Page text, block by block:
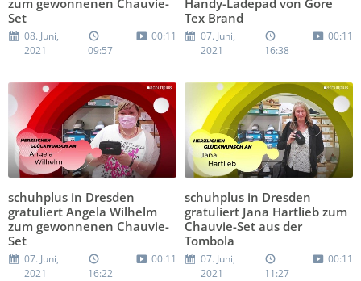
zum gewonnenen Chauvie-
Set
08. Juni,
2021
09:57
00:11
Handy-Ladepad von Gore
Tex Brand
07. Juni,
2021
16:38
00:11
schuhplus in Dresden
gratuliert Angela Wilhelm
zum gewonnenen Chauvie-
Set
07. Juni,
2021
16:22
00:11
schuhplus in Dresden
gratuliert Jana Hartlieb zum
Chauvie-Set aus der
Tombola
07. Juni,
2021
11:27
00:11